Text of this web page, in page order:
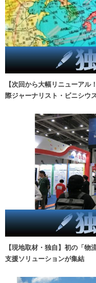
【次回から大幅リニューア
際ジャーナリスト・ビニシウ
【現地取材・独自】初の「
支援ソリューションが集結